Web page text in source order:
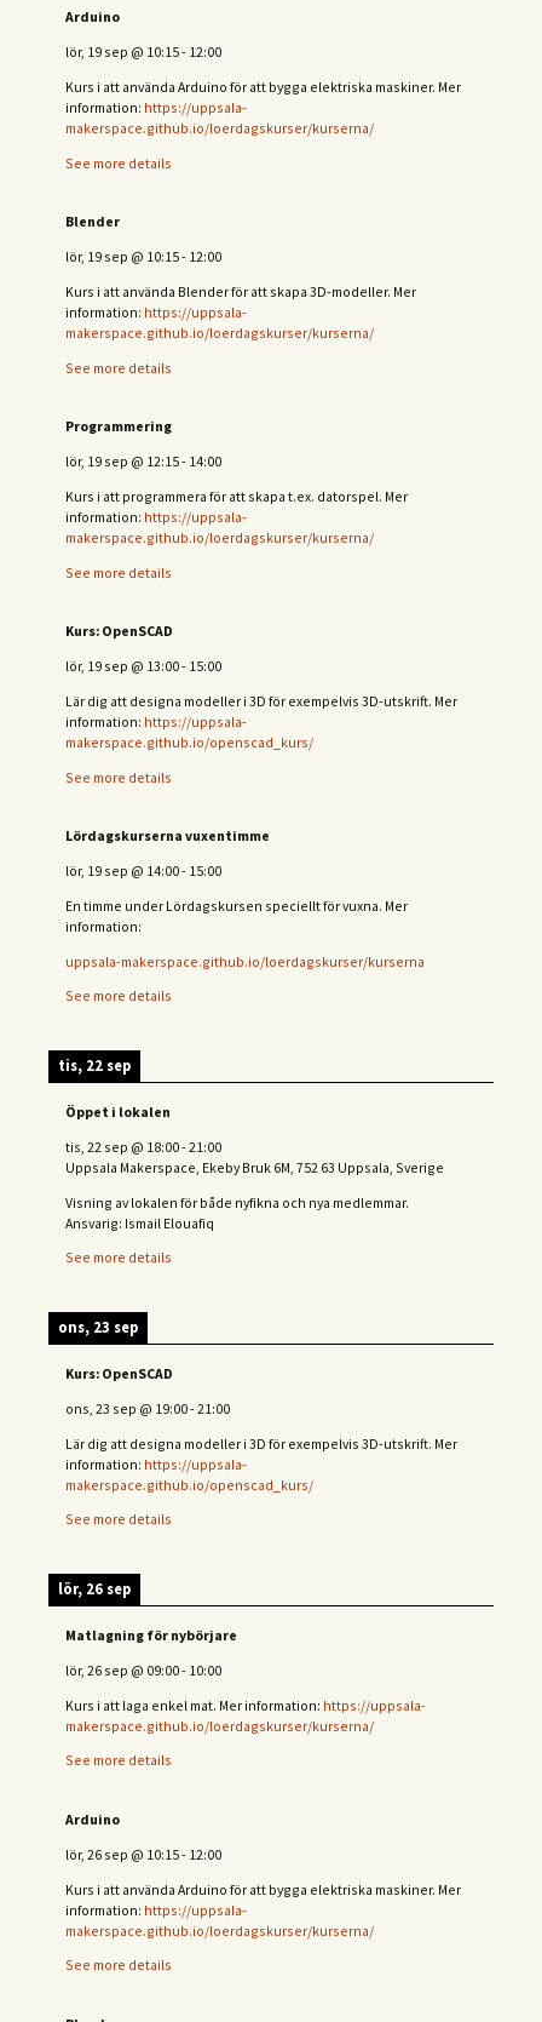
Arduino
lör, 19 sep @ 10:15- 12:00
Kurs i att använda Arduino för att bygga elektriska maskiner. Mer
information: https://uppsala-
makerspace.github.io/loerdagskurser/kurserna/
See more details
Blender
lör, 19 sep @ 10:15- 12:00
Kurs i att använda Blender för att skapa 3D-modeller. Mer
information: https://uppsala-
makerspace.github.io/loerdagskurser/kurserna/
See more details
Programmering
lör, 19 sep @ 12:15- 14:00
Kurs i att programmera för att skapa t.ex. datorspel. Mer
information: https://uppsala-
makerspace.github.io/loerdagskurser/kurserna/
See more details
Kurs: OpenSCAD
lör, 19 sep @ 13:00- 15:00
Lär dig att designa modeller i 3D för exempelvis 3D-utskrift. Mer
information: https://uppsala-
makerspace.github.io/openscad_kurs/
See more details
Lördagskurserna vuxentimme
lör, 19 sep @ 14:00- 15:00
En timme under Lördagskursen speciellt för vuxna. Mer
information:
uppsala-makerspace.github.io/loerdagskurser/kurserna
See more details
tis, 22 sep
Öppet i lokalen
tis, 22 sep @ 18:00-21:00
Uppsala Makerspace, Ekeby Bruk 6M, 752 63 Uppsala, Sverige
Visning av lokalen för både nyfikna och nya medlemmar.
Ansvarig: Ismail Elouafiq
See more details
ons, 23 sep
Kurs: OpenSCAD
ons, 23 sep @ 19:00-21:00
Lär dig att designa modeller i 3D för exempelvis 3D-utskrift. Mer
information: https://uppsala-
makerspace.github.io/openscad_kurs/
See more details
lör, 26 sep
Matlagning för nybörjare
lör, 26 sep @ 09:00- 10:00
Kurs i att laga enkel mat. Mer information: https://uppsala-
makerspace.github.io/loerdagskurser/kurserna/
See more details
Arduino
lör, 26 sep @ 10:15- 12:00
Kurs i att använda Arduino för att bygga elektriska maskiner. Mer
information: https://uppsala-
makerspace.github.io/loerdagskurser/kurserna/
See more details